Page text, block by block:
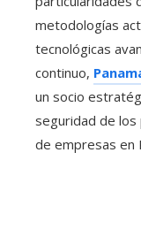
metodologías
tecnológicas
continuo,
un socio
seguridad de
de empresas en